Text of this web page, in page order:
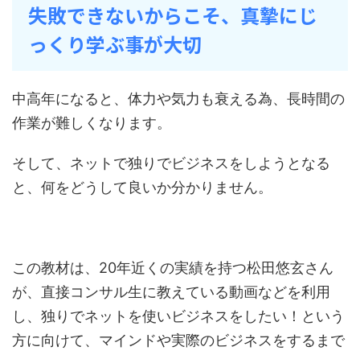
失敗できないからこそ、真摯にじ
っくり学ぶ事が大切
中高年になると、体力や気力も衰える為、長時間の
作業が難しくなります。
そして、ネットで独りでビジネスをしようとなる
と、何をどうして良いか分かりません。
この教材は、20年近くの実績を持つ松田悠玄さん
が、直接コンサル生に教えている動画などを利用
し、独りでネットを使いビジネスをしたい！という
方に向けて、マインドや実際のビジネスをするまで